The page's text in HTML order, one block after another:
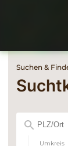
Suchen &
Postleitzahl
oder
Umkreis